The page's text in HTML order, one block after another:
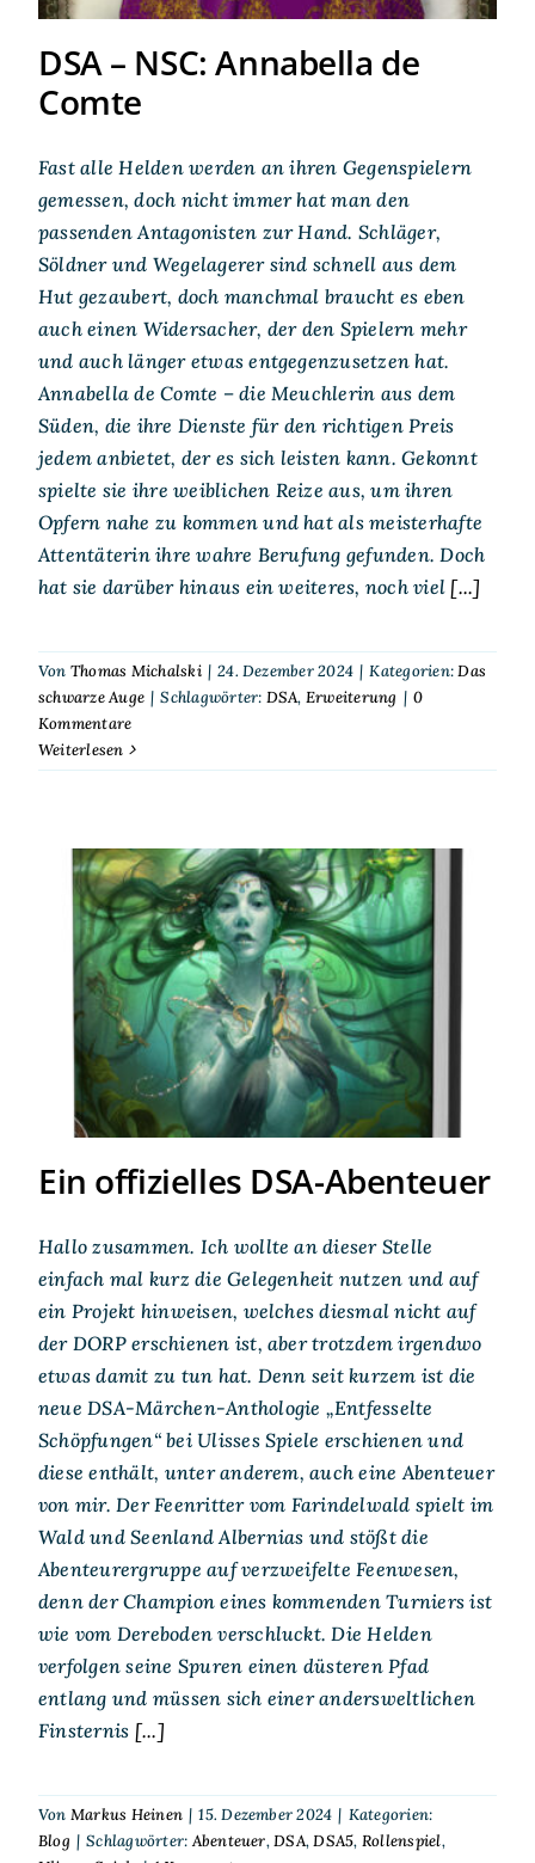
DSA – NSC: Annabella de
Comte
Fast alle Helden werden an ihren Gegenspielern
gemessen, doch nicht immer hat man den
passenden Antagonisten zur Hand. Schläger,
Söldner und Wegelagerer sind schnell aus dem
Hut gezaubert, doch manchmal braucht es eben
auch einen Widersacher, der den Spielern mehr
und auch länger etwas entgegenzusetzen hat.
Annabella de Comte – die Meuchlerin aus dem
Süden, die ihre Dienste für den richtigen Preis
jedem anbietet, der es sich leisten kann. Gekonnt
spielte sie ihre weiblichen Reize aus, um ihren
Opfern nahe zu kommen und hat als meisterhafte
Attentäterin ihre wahre Berufung gefunden. Doch
hat sie darüber hinaus ein weiteres, noch viel [...]
Von Thomas Michalski | 24. Dezember 2024 | Kategorien:Das
schwarze Auge | Schlagwörter: DSA, Erweiterung | 0
Kommentare
Weiterlesen
Ein offizielles DSA-
Abenteuer
Ein offizielles DSA-Abenteuer
Hallo zusammen. Ich wollte an dieser Stelle
einfach mal kurz die Gelegenheit nutzen und auf
ein Projekt hinweisen, welches diesmal nicht auf
der DORP erschienen ist, aber trotzdem irgendwo
etwas damit zu tun hat. Denn seit kurzem ist die
neue DSA-Märchen-Anthologie „Entfesselte
Schöpfungen“ bei Ulisses Spiele erschienen und
diese enthält, unter anderem, auch eine Abenteuer
von mir. Der Feenritter vom Farindelwald spielt im
Wald und Seenland Albernias und stößt die
Abenteurergruppe auf verzweifelte Feenwesen,
denn der Champion eines kommenden Turniers ist
wie vom Dereboden verschluckt. Die Helden
verfolgen seine Spuren einen düsteren Pfad
entlang und müssen sich einer andersweltlichen
Finsternis [...]
Von Markus Heinen | 15. Dezember 2024 | Kategorien:
Blog | Schlagwörter:Abenteuer,DSA,DSA5, Rollenspiel,